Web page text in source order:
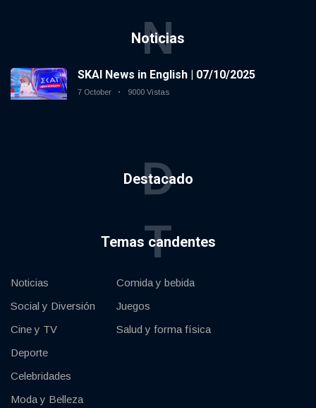
Noticias
N
SKAI News in English | 07/10/2025
7 October 9000 Vistas
Destacado
D
Temas candentes
T
Noticias
Social y Diversión
Cine y TV
Deporte
Celebridades
Moda y Belleza
Comida y bebida
Juegos
Salud y forma física